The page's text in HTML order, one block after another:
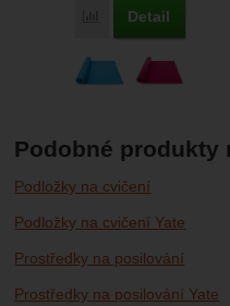
Porovnat
Detail
Podobné produkty
Podložky na cvičení
Podložky na cvičení Yate
Prostředky na posilování
Prostředky na posilování Yate